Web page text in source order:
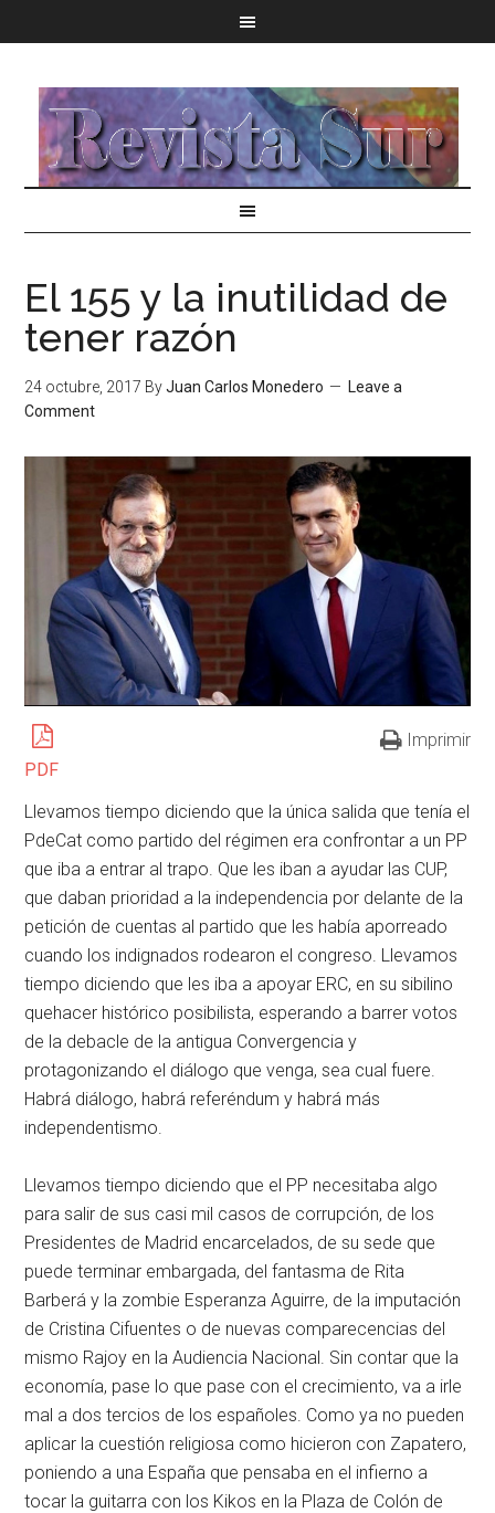
El 155 y la inutilidad de
tener razón
24 octubre, 2017 ByJuan Carlos Monedero
Leave a
Comment
PDF
Imprimir
Llevamos tiempo diciendo que la única salida que tenía el
PdeCat como partido del régimen era confrontar a un PP
que iba a entrar al trapo. Que les iban a ayudar las CUP,
que daban prioridad a la independencia por delante de la
petición de cuentas al partido que les había aporreado
cuando los indignados rodearon el congreso. Llevamos
tiempo diciendo que les iba a apoyar ERC, en su sibilino
quehacer histórico posibilista, esperando a barrer votos
de la debacle de la antigua Convergencia y
protagonizando el diálogo que venga, sea cual fuere.
Habrá diálogo, habrá referéndum y habrá más
independentismo.
Llevamos tiempo diciendo que el PP necesitaba algo
para salir de sus casi mil casos de corrupción, de los
Presidentes de Madrid encarcelados, de su sede que
puede terminar embargada, del fantasma de Rita
Barberá y la zombie Esperanza Aguirre, de la imputación
de Cristina Cifuentes o de nuevas comparecencias del
mismo Rajoy en la Audiencia Nacional. Sin contar que la
economía, pase lo que pase con el crecimiento, va a irle
mal a dos tercios de los españoles. Como ya no pueden
aplicar la cuestión religiosa como hicieron con Zapatero,
poniendo a una España que pensaba en el infierno a
tocar la guitarra con los Kikos en la Plaza de Colón de